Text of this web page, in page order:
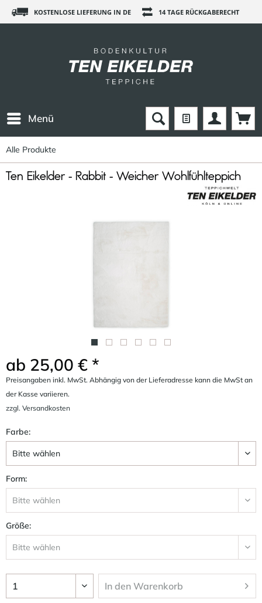
KOSTENLOSE LIEFERUNG IN DE 14 TAGE RÜCKGABERECHT
Menü
Alle Produkte
Ten Eikelder - Rabbit - Weicher Wohlfühlteppich
ab 25,00 € *
Preisangaben inkl. MwSt. Abhängig von der Lieferadresse kann die MwSt an
der Kasse variieren.
zzgl. Versandkosten
Farbe:
Form:
Größe:
In den Warenkorb